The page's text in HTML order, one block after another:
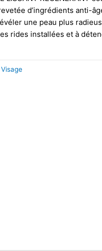
d’ingrédients anti-
une peau plus
rides installées et à
Visage